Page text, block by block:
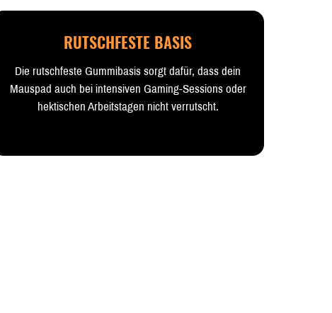
RUTSCHFESTE BASIS
Die rutschfeste Gummibasis sorgt dafür, dass dein
Mauspad auch bei intensiven Gaming-Sessions oder
hektischen Arbeitstagen nicht verrutscht.